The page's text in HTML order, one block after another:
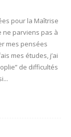
pour la Maîtrise
ne parviens pas à
mes pensées
mes études, j’ai
de difficultés